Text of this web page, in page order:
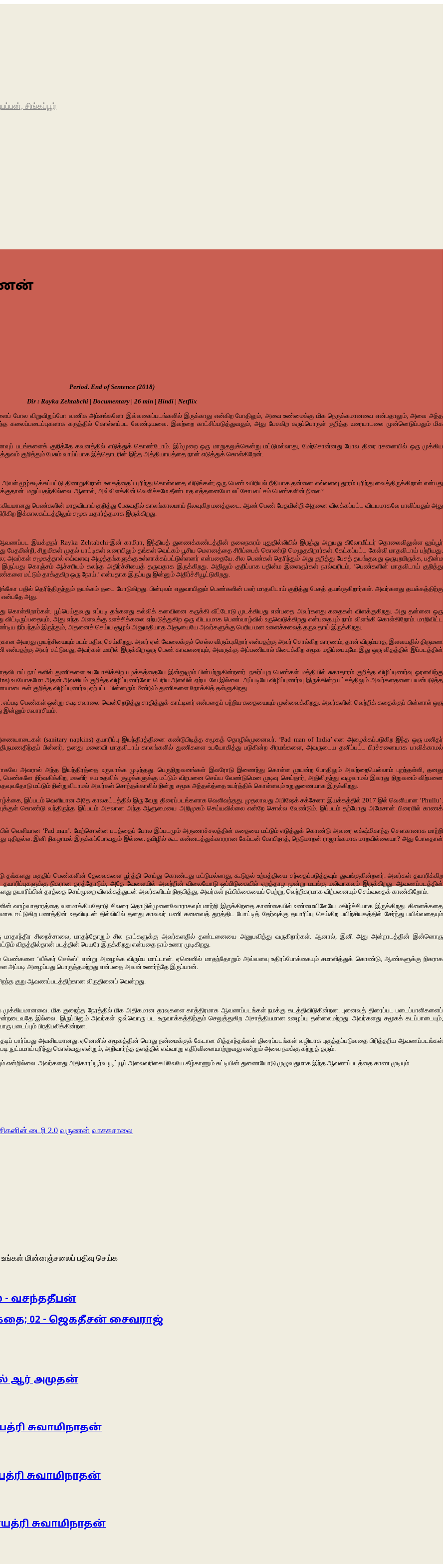
சிங்கப்பூர்
Period. End of Sentence (2018)
Dir : Rayka Zehtabchi | Documentary | 26 min | Hindi | Netflix
போல விறுவிறுப்போ வணிக அம்சங்களோ இவ்வகைப்படங்களில் இருக்காது என்கிற போதிலும், அவை உண்மைக்கு மிக நெருக்கமானவை என்பதாலும், அவை அந்த
கருத்தில் கொள்ளப்பட வேண்டியவை. இவற்றை காட்சிப்படுத்துவதும், அது பேசுகிற கருப்பொருள் குறித்த உரையாடலை முன்னெடுப்பதும் மிக
படங்களைக் குறித்தே கவனத்தில் எடுத்துக் கொண்டோம். இம்முறை ஒரு மாறுதலுக்கென்று மட்டுமல்லாது, மேற்சொன்னது போல திரை ரசனையில் ஒரு முக்கிய
குறித்தும் பேசும் வாய்ப்பாக இத்தொடரின் இந்த அத்தியாயத்தை நான் எடுத்துக் கொள்கிறேன்.
மூழ்கடிக்கப்பட்டு திணறுகிறாள். உலகத்தைப் புரிந்து கொள்வதை விடுங்கள்; ஒரு பெண் உயிரியல் ரீதியாக தன்னை எவ்வளவு தூரம் புரிந்து வைத்திருக்கிறாள் என்பது
மறுப்பதற்கில்லை. ஆனால், அவ்விளக்கின் வெளிச்சமே தீண்டாத எத்தனையோ லட்சோபலட்சம் பெண்களின் நிலை?
பெண்களின் மாதவிடாய் குறித்து பேசுவதில் காலங்காலமாய் நிலவுகிற மனத்தடை. ஆண் பெண் பேதமின்றி அதனை விலக்கப்பட்ட விடயமாகவே பாவிப்பதும் அது
இக்காலகட்டத்திலும் சமூக யதார்த்தமாக இருக்கிறது.
இயக்குநர் Rayka Zehtabchi-இன் காமிரா, இந்தியத் துணைக்கண்டத்தின் தலைநகரம் புதுதில்லியில் இருந்து அறுபது கிலோமீட்டர் தொலைவிலுள்ள ஹப்பூர்
பேதமின்றி, சிறுமிகள் முதல் பாட்டிகள் வரையிலும் தங்கள் வெட்கம் பூசிய மௌனத்தை சிரிப்பைக் கொண்டு மெழுகுகிறார்கள். கேட்கப்பட்ட கேள்வி மாதவிடாய் பற்றியது.
சமூகத்தால் எவ்வளவு அழுத்தங்களுக்கு உள்ளாக்கப்பட்டுள்ளனர் என்பதையே. சில பெண்கள் தெரிந்தும் அது குறித்து பேசத் தயங்குவது ஒருபுறமிருக்க, பதின்ம
கொஞ்சம் ஆச்சரியம் கலந்த அதிர்ச்சியைத் தருவதாக இருக்கிறது. அதிலும் குறிப்பாக பதின்ம இளைஞர்கள் நால்வரிடம், ‘பெண்களின் மாதவிடாய் குறித்து
மட்டும் தாக்குகிற ஒரு நோய்.’ என்பதாக இருப்பது இன்னும் அதிர்ச்சியூட்டுகிறது.
பதில் தெரிந்திருந்தும் தயக்கம் தடை போடுகிறது. பின்புலம் எதுவாயினும் பெண்களின் பலர் மாதவிடாய் குறித்து பேசத் தயங்குகிறார்கள். அவர்களது தயக்கத்திற்கு
அது.
பூப்பெய்துவது எப்படி தங்களது கல்விக் கனவினை கருக்கி வீட்டோடு முடக்கியது என்பதை அவர்களது கதைகள் விளக்குகிறது. அது தன்னை ஒரு
அது எந்த அளவுக்கு உளச்சிக்கலை ஏற்படுத்துகிற ஒரு விடயமாக பெண்வாழ்வில் உருவெடுக்கிறது என்பதையும் நாம் விளங்கி கொள்கிறோம். மாறிவிட்ட
நிர்பந்தம் இருந்தும், அதனைச் செய்ய சூழல் அனுமதியாத அசூயையே அவர்களுக்கு பெரிய மன உளைச்சலைத் தருவதாய் இருக்கிறது.
அவரது முயற்சியையும் படம் பதிவு செய்கிறது. அவர் ஏன் வேலைக்குச் செல்ல விரும்புகிறார் என்பதற்கு அவர் சொல்கிற காரணம், தான் விரும்பாத, இளவயதில் திருமண
என்பதற்கு அவர் சுட்டுவது, அவர்கள் ஊரில் இருக்கிற ஒரு பெண் காவலரையும், அவருக்கு அப்பணியால் கிடைக்கிற சமூக மதிப்பையுமே. இது ஒரு விதத்தில் இப்படத்தின்
நாட்களில் துணிகளை உபயோகிக்கிற பழக்கத்தையே இன்னுமும் பின்பற்றுகின்றனர். நகர்ப்புற பெண்கள் மத்தியில் சுகாதாரம் குறித்த விழிப்புணர்வு ஓரளவிற்கு
உபயோகமோ அதன் அவசியம் குறித்த விழிப்புணர்வோ பெரிய அளவில் ஏற்படவே இல்லை. அப்படியே விழிப்புணர்வு இருக்கின்ற பட்சத்திலும் அவர்களதனை பயன்படுத்த
குறித்த விழிப்புணர்வு ஏற்பட்ட பின்னரும் மீண்டும் துணிகளை நோக்கித் தள்ளுகிறது.
பெண்கள் ஒன்று கூடி சவாலை வென்றெடுத்து சாதித்துக் காட்டினர் என்பதைப் பற்றிய கதையையும் முன்வைக்கிறது. அவர்களின் வெற்றிக் கதைக்குப் பின்னால் ஒரு
சுவாரசியம்.
(sanitary napkins) தயாரிப்பு இயந்திரத்தினை கண்டுபிடித்த சமூகத் தொழில்முனைவர். ‘Pad man of India’ என அழைக்கப்படுகிற இந்த ஒரு மனிதர்
பின்னர், தனது மனைவி மாதவிடாய் காலங்களில் துணிகளை உபயோகித்து படுகின்ற சிரமங்களை, அவருடைய தனிப்பட்ட பிரச்சனையாக பாவிக்காமல்
அவரால் அந்த இயந்திரத்தை உருவாக்க முடிந்தது. பெருநிறுவனங்கள் இவரோடு இணைந்து கொள்ள முயன்ற போதிலும் அவற்றையெல்லாம் புறந்தள்ளி, தனது
நிர்வகிக்கிற, மகளிர் சுய உதவிக் குழுக்களுக்கு மட்டும் விறபனை செய்ய வேண்டுமென முடிவு செய்தார், அதிலிருந்து வழுவாமல் இவரது நிறுவனம் விற்பனை
மட்டும் நின்றுவிடாமல் அவர்கள் சொந்தக்காலில் நின்று சமூக அந்தஸ்த்தை உயர்த்திக் கொள்ளவும் உறுதுணையாக இருக்கிறது.
இப்படம் வெளியான அதே காலகட்டத்தில் இரு வேறு திரைப்படங்களாக வெளிவந்தது. முதலாவது அபிஷேக் சக்சேனா இயக்கத்தில் 2017 இல் வெளியான ‘Phullu’.
கொண்டு வந்திருந்த இப்படம் அசலான அந்த ஆளுமையை அறிமுகம் செய்யவில்லை என்றே சொல்ல வேண்டும். இப்படம் தற்போது அமேசான் பிரைமில் காணக்
வெளியான ‘Pad man’. மேற்சொன்ன படத்தைப் போல இப்படமும் அருணாச்சலத்தின் கதையை மட்டும் எடுத்துக் கொண்டு அவரை லக்‌ஷ்மிகாந்த சௌகானாக மாற்றி
புதிதல்ல. இனி நிகழாமல் இருக்கப்போவதும் இல்லை. தமிழில் கூட கன்னடத்துக்காரரான கேப்டன் கோபிநாத், நெடுமாறன் ராஜாங்கமாக மாறவில்லையா? அது போலதான்
பகுதிப் பெண்களின் தேவைகளை பூர்த்தி செய்து கொண்டது மட்டுமல்லாது, கூடுதல் உற்பத்தியை சந்தைப்படுத்தவும் துவங்குகின்றனர். அவர்கள் தயாரிக்கிற
நிகரான தரத்தோடும், அதே வேளையில் அவற்றின் விலையோடு ஒப்பிடுகையில் ஏறத்தாழ மூன்று மடங்கு மலிவாகவும் இருக்கிறது. ஆவணப்படத்தின்
தயாரிப்பின் தரத்தை செய்முறை விளக்கத்துடன் அவர்களிடம் நிரூபித்து, அவர்கள் நம்பிக்கையைப் பெற்று, வெற்றிகரமாக விற்பனையும் செய்வதைக் காண்கிறோம்.
வாழ்வாதாரத்தை வளமாக்கியதோடு சிலரை தொழில்முனைவோராகவும் மாற்றி இருக்கிறதை காண்கையில் உண்மையிலேயே மகிழ்ச்சியாக இருக்கிறது. கிளைக்கதை
பணத்தின் உதவியுடன் தில்லியில் தனது காவலர் பணி கனவைத் துரத்திட போட்டித் தேர்வுக்கு தயாரிப்பு செய்கிற பயிற்சியகத்தில் சேர்ந்து பயில்வதையும்
மாதாந்திர சிறைச்சாலை, மாதந்தோறும் சில நாட்களுக்கு அவர்களதில் தண்டனையை அனுபவித்து வருகிறார்கள். ஆனால், இனி அது அன்றாடத்தின் இன்னொரு
விதத்தில்தான் படத்தின் பெயரே இருக்கிறது என்பதை நாம் உணர முடிகிறது.
பெண்களை ‘வீக்கர் செக்ஸ்’ என்று அழைக்க விரும்ப மாட்டான். ஏனெனில் மாதந்தோறும் அவ்வளவு உதிரப்போக்கையும் சமாளித்துக் கொண்டு, ஆண்களுக்கு நிகராக
அழைப்பது பொருத்தமற்றது என்பதை அவன் உணர்ந்தே இருப்பான்.
குறு ஆவணப்படத்திற்கான விருதினைப் வென்றது.
மிக குறைந்த நேரத்தில் மிக அதிகமான தரவுகளை காத்திரமாக ஆவணப்படங்கள் நமக்கு கடத்திவிடுகின்றன. புனைவுத் திரைப்பட படைப்பாளிகளைப்
இல்லை. இருப்பினும் அவர்கள் ஒவ்வொரு பட உருவாக்கத்திற்கும் செலுத்துகிற அசாத்தியமான உழைப்பு தன்னலமற்றது. அவர்களது சமூகக் கடப்பாடையும்,
பிரதிபலிக்கின்றன.
பார்ப்பது அவசியமானது. ஏனெனில் சமூகத்தின் பொது நன்மைக்குக் கேடான சித்தாந்தங்கள் திரைப்படங்கள் வழியாக புகுத்தப்படுவதை பிரித்தறிய ஆவணப்படங்கள்
நுட்பமாய் புரிந்து கொள்வது என்றும், அறிவார்ந்த தளத்தில் எவ்வாறு எதிர்வினையாற்றுவது என்றும் அவை நமக்கு கற்றுத் தரும்.
அவர்களது அதிகாரப்பூர்வ யூட்யூப் அலைவரிசையிலேயே கீழ்காணும் சுட்டியின் துணையோடு முழுவதுமாக இந்த ஆவணப்படத்தை காண முடியும்.
டைரி 2.0 வருணன் வாசகசாலை
மின்னஞ்சலைப் பதிவு செய்க
- வசந்ததீபன்
கதை; 02 - ஜெகதீசன் சைவராஜ்
ஆர் அமுதன்
சுவாமிநாதன்
சுவாமிநாதன்
சுவாமிநாதன்